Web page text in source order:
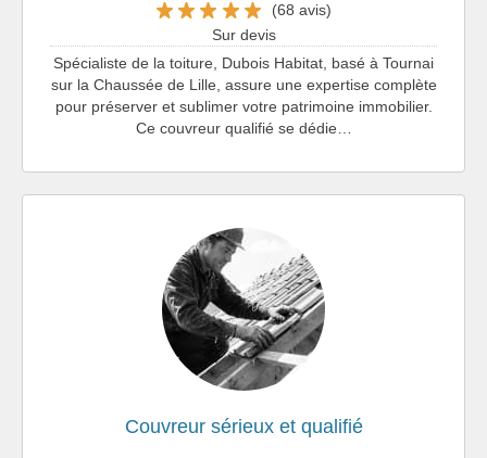
(68 avis)
Sur devis
Spécialiste de la toiture, Dubois Habitat, basé à Tournai
sur la Chaussée de Lille, assure une expertise complète
pour préserver et sublimer votre patrimoine immobilier.
Ce couvreur qualifié se dédie…
Couvreur sérieux et qualifié